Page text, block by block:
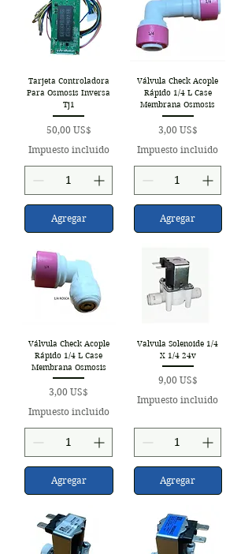
Tarjeta Controladora
Para Osmosis Inversa
Tj1
Precio
50,00 US$
Impuesto incluido
Agregar
Válvula Check Acople
Rápido 1/4 L Case
Membrana Osmosis
Precio
3,00 US$
Impuesto incluido
Agregar
Válvula Check Acople
Rápido 1/4 L Case
Membrana Osmosis
Precio
3,00 US$
Impuesto incluido
Agregar
Valvula Solenoide 1/4
X 1/4 24v
Precio
9,00 US$
Impuesto incluido
Agregar